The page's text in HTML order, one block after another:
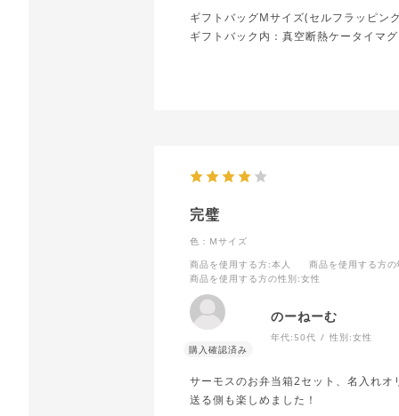
ギフトバッグMサイズ(セルフラッピン
ギフトバック内：真空断熱ケータイマ
完璧
色：Mサイズ
商品を使用する方:本人
商品を使用する方の
商品を使用する方の性別:女性
のーねーむ
年代: 50代 性別:女性
サーモスのお弁当箱2セット、名入れ
送る側も楽しめました！